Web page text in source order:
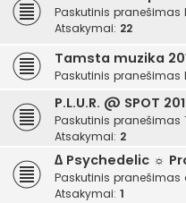
Paskutinis pranešimas
Atsakymai: 22
Tamsta muzika
Paskutinis pranešimas
P.L.U.R. @ SPOT
Paskutinis pranešimas
Atsakymai: 2
∆ Psychedelic ☼
Paskutinis pranešimas
Atsakymai: 1